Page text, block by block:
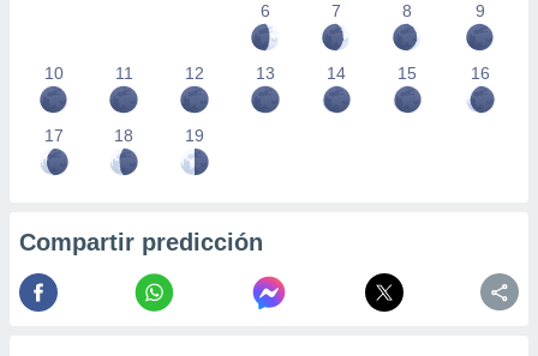
6
7 8 9
10 11 12 13 14 15 16
17 18 19
Compartir predicción